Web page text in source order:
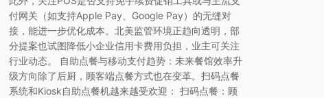
付网关（如支持Apple Pay、Google Pay）的无缝对
接，能进一步优化成本。北美监管环境正趋向透明，部
分提案也试图降低小企业信用卡费用负担，业主可关注
行业动态。 自助点餐与移动支付趋势：未来餐馆效率升
级方向除了后厨，顾客端点餐方式也在变革。扫码点餐
系统和Kiosk自助点餐机越来越受欢迎： 扫码点餐：顾